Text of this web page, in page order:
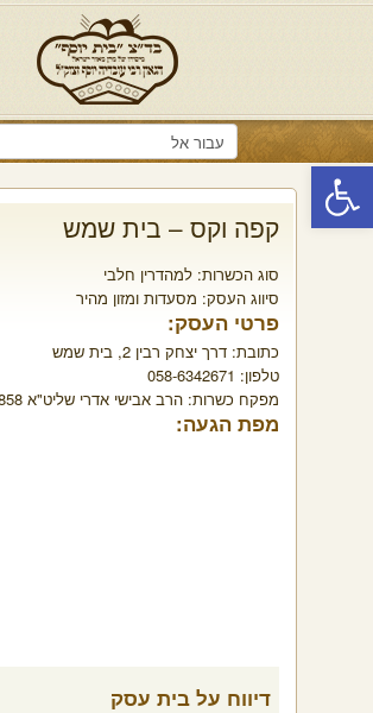
פתח סרגל נגישות
קפה וקס – בית שמש
סוג הכשרות: למהדרין חלבי
סיווג העסק: מסעדות ומזון מהיר
פרטי העסק:
כתובת: דרך יצחק רבין 2, בית שמש
טלפון: 058-6342671
מפקח כשרות: הרב אבישי אדרי שליט"א 054-2886858
מפת הגעה:
דיווח על בית עסק